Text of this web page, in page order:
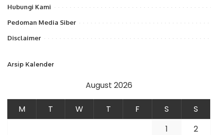
Hubungi Kami
Pedoman Media Siber
Disclaimer
Arsip Kalender
August 2026
M T W T F S
S
1
2